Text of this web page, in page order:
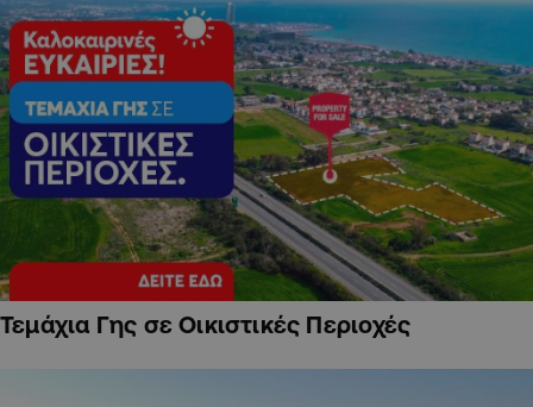
Τεμάχια Γης σε Οικιστικές Περιοχές